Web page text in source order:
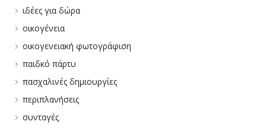
ιδέες για δώρα
οικογένεια
οικογενειακή φωτογράφιση
παιδκό πάρτυ
πασχαλινές δημιουργίες
περιπλανήσεις
συνταγές